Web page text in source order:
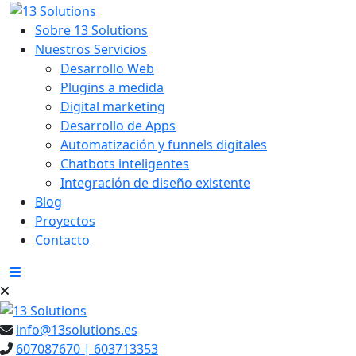
Sobre 13 Solutions
Nuestros Servicios
Desarrollo Web
Plugins a medida
Digital marketing
Desarrollo de Apps
Automatización y funnels digitales
Chatbots inteligentes
Integración de diseño existente
Blog
Proyectos
Contacto
info@13solutions.es
607087670 | 603713353